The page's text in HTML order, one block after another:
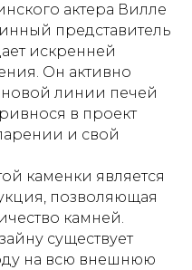
актера Вилле
представитель
искренней
Он активно
новой линии печей
в проект
и свой
каменки является
позволяющая
камней.
существует
на всю внешнюю